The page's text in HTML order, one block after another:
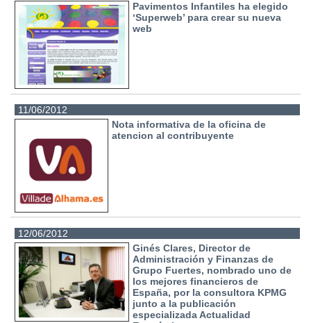
Pavimentos Infantiles ha elegido
‘Superweb’ para crear su nueva
web
11/06/2012
Nota informativa de la oficina de
atencion al contribuyente
12/06/2012
Ginés Clares, Director de
Administración y Finanzas de
Grupo Fuertes, nombrado uno de
los mejores financieros de
España, por la consultora KPMG
junto a la publicación
especializada Actualidad